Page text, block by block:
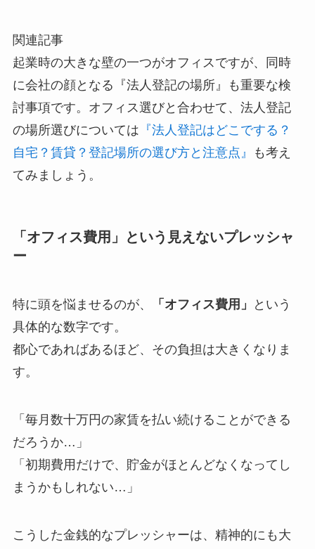
関連記事
起業時の大きな壁の一つがオフィスですが、同時
に会社の顔となる『法人登記の場所』も重要な検
討事項です。オフィス選びと合わせて、法人登記
の場所選びについては 『法人登記はどこでする？
自宅？賃貸？登記場所の選び方と注意点』
も考え
てみましょう。
「オフィス費用」という見えないプレッシャ
ー
特に頭を悩ませるのが、 「オフィス費用」
という
具体的な数字です。
都心であればあるほど、その負担は大きくなりま
す。
「毎月数十万円の家賃を払い続けることができる
だろうか…」
「初期費用だけで、貯金がほとんどなくなってし
まうかもしれない…」
こうした金銭的なプレッシャーは、精神的にも大